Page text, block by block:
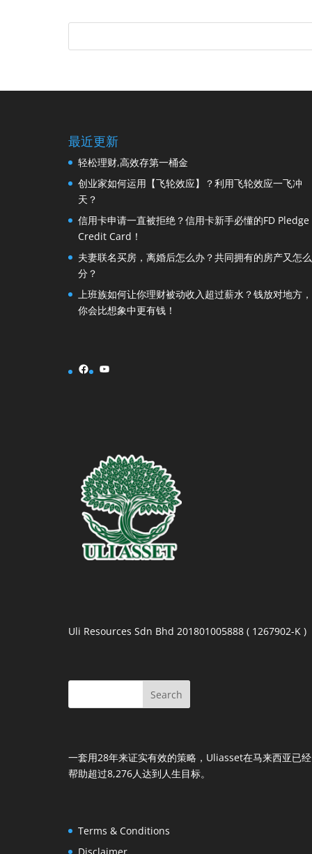
最近更新
轻松理财,高效存第一桶金
创业家如何运用【飞轮效应】？利用飞轮效应一飞冲
天？
信用卡申请一直被拒绝？信用卡新手必懂的FD Pledge
Credit Card！
夫妻联名买房，离婚后怎么办？共同拥有的房产又怎么
分？
上班族如何让你理财被动收入超过薪水？钱放对地方，
你会比想象中更有钱！
FacebookYouTube
Uli Resources Sdn Bhd 201801005888 ( 1267902-K )
一套用28年来证实有效的策略，Uliasset在马来西亚已经
帮助超过8,276人达到人生目标。
Terms & Conditions
Disclaimer